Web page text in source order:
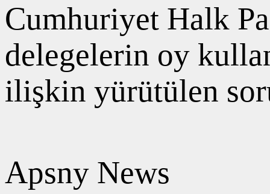
Cumhuriyet Halk
delegelerin oy
ilişkin yürütülen
Apsny News